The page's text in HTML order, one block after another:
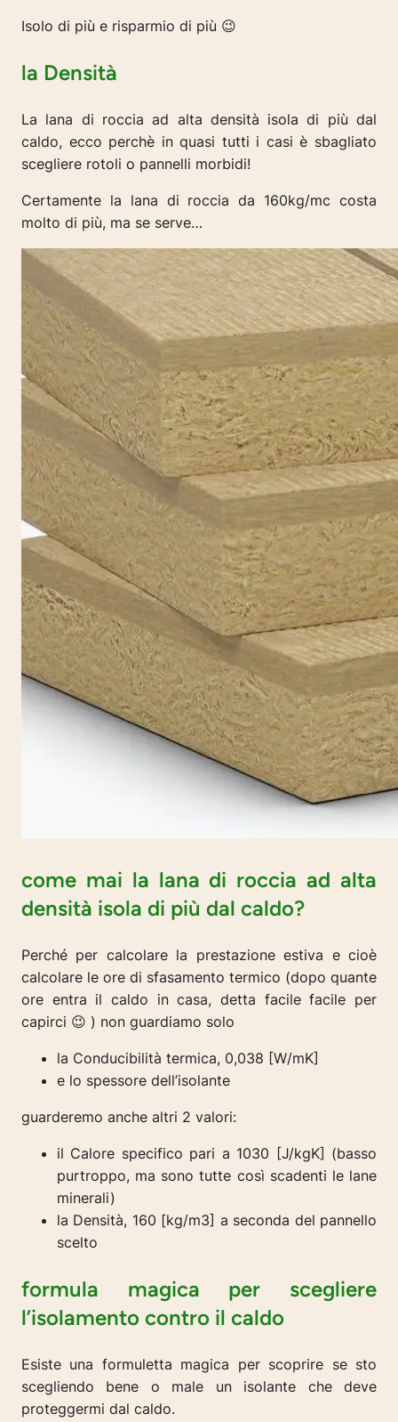
Isolo di più e risparmio di più 😉
la Densità
La lana di roccia ad alta densità isola di più dal
caldo, ecco perchè in quasi tutti i casi è sbagliato
scegliere rotoli o pannelli morbidi!
Certamente la lana di roccia da 160kg/mc costa
molto di più, ma se serve…
come mai la lana di roccia ad alta
densità isola di più dal caldo?
Perché per calcolare la prestazione estiva e cioè
calcolare le ore di sfasamento termico (dopo quante
ore entra il caldo in casa, detta facile facile per
capirci 😉 ) non guardiamo solo
la Conducibilità termica, 0,038 [W/mK]
e lo spessore dell’isolante
guarderemo anche altri 2 valori:
il Calore specifico pari a 1030 [J/kgK] (basso
purtroppo, ma sono tutte così scadenti le lane
minerali)
la Densità, 160 [kg/m3] a seconda del pannello
scelto
formula magica per scegliere
l’isolamento contro il caldo
Esiste una formuletta magica per scoprire se sto
scegliendo bene o male un isolante che deve
proteggermi dal caldo.